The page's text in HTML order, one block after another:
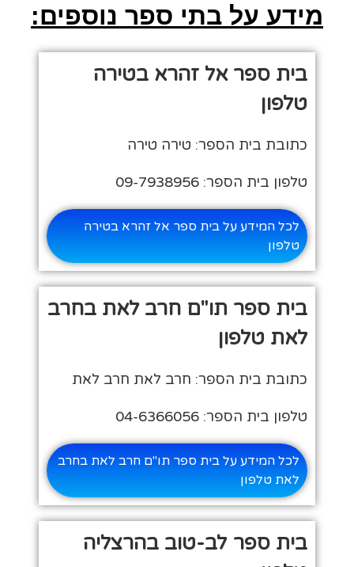
מידע על בתי ספר נוספים:
בית ספר אל זהרא בטירה
טלפון
כתובת בית הספר: טירה טירה
טלפון בית הספר: 09-7938956
לכל המידע על בית ספר אל זהרא בטירה
טלפון
בית ספר תו"ם חרב לאת בחרב
לאת טלפון
כתובת בית הספר: חרב לאת חרב לאת
טלפון בית הספר: 04-6366056
לכל המידע על בית ספר תו"ם חרב לאת בחרב
לאת טלפון
בית ספר לב-טוב בהרצליה